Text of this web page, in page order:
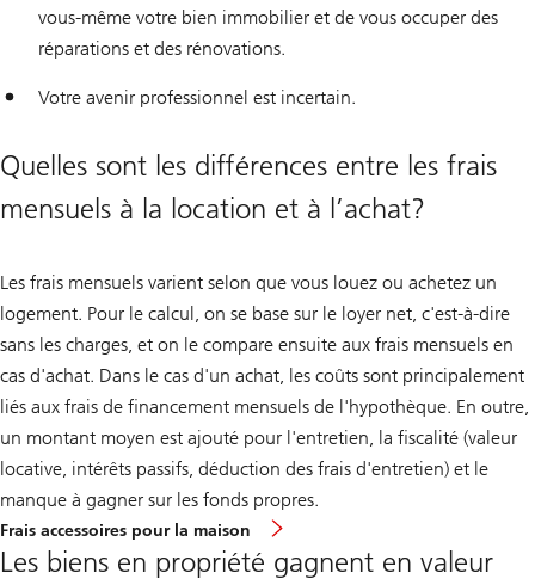
vous-même votre bien immobilier et de vous occuper des
réparations et des rénovations.
Votre avenir professionnel est incertain.
Quelles sont les différences entre les frais
mensuels à la location et à l’achat?
Les frais mensuels varient selon que vous louez ou achetez un
logement. Pour le calcul, on se base sur le loyer net, c'est-à-dire
sans les charges, et on le compare ensuite aux frais mensuels en
cas d'achat. Dans le cas d'un achat, les coûts sont principalement
liés aux frais de financement mensuels de l'hypothèque. En outre,
un montant moyen est ajouté pour l'entretien, la fiscalité (valeur
locative, intérêts passifs, déduction des frais d'entretien) et le
manque à gagner sur les fonds propres.
Frais accessoires pour la maison
Les biens en propriété gagnent en valeur